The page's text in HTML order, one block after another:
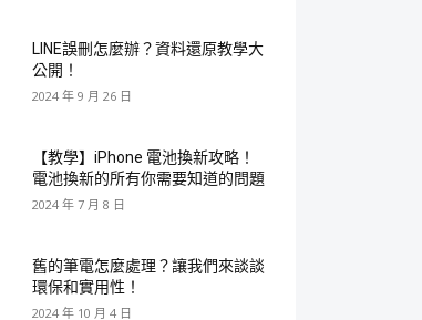
LINE誤刪怎麼辦？資料還原教學大
公開！
2024 年 9 月 26 日
【教學】iPhone 電池換新攻略！
電池換新的所有你需要知道的問題
2024 年 7 月 8 日
舊的筆電怎麼處理？讓我們來談談
環保和實用性！
2024 年 10 月 4 日